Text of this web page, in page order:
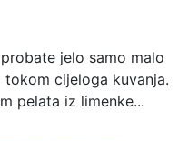
jelo samo malo
cijeloga kuvanja.
pelata iz limenke...